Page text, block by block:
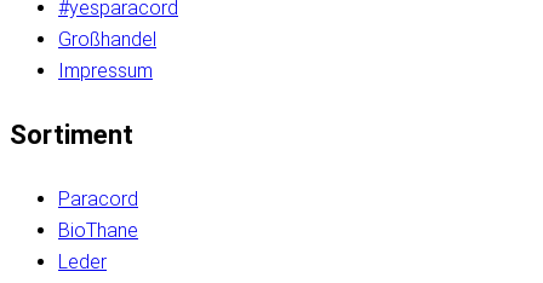
#yesparacord
Großhandel
Impressum
Sortiment
Paracord
BioThane
Leder